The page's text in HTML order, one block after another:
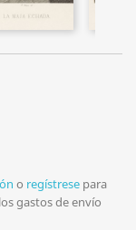
o regístrese para
gastos de envío